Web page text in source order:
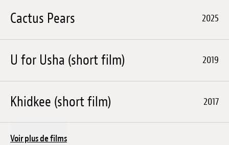
Cactus Pears 2025
U for Usha (short film) 2019
Khidkee (short film) 2017
Voir plus de films